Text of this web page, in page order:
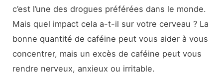
c’est l’une des drogues préférées dans le monde.
Mais quel impact cela a-t-il sur votre cerveau ? La
bonne quantité de caféine peut vous aider à vous
concentrer, mais un excès de caféine peut vous
rendre nerveux, anxieux ou irritable.